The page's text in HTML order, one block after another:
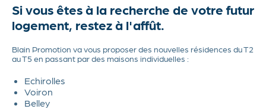
Si vous êtes à la recherche de votre futur
logement, restez à l'affût.
Blain Promotion va vous proposer des nouvelles résidences du T2
au T5 en passant par des maisons individuelles :
Echirolles
Voiron
Belley